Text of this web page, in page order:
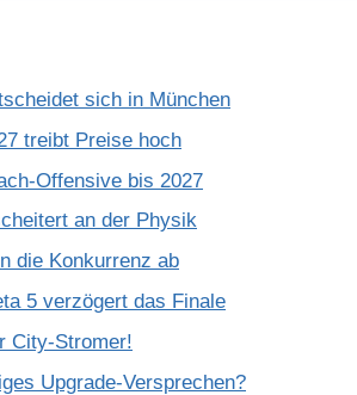
sich in München
treibt Preise hoch
Offensive bis 2027
an der Physik
die Konkurrenz ab
5 verzögert das Finale
City-Stromer!
Upgrade-Versprechen?